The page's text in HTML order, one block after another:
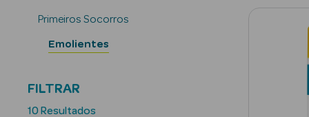
Primeiros Socorros
Emolientes
FILTRAR
10 Resultados